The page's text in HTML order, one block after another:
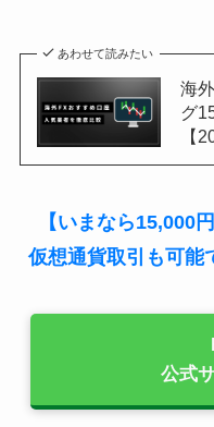
あわせて読みたい
海
グ
【
【いまなら15,000
仮想通貨取引も可能
公式